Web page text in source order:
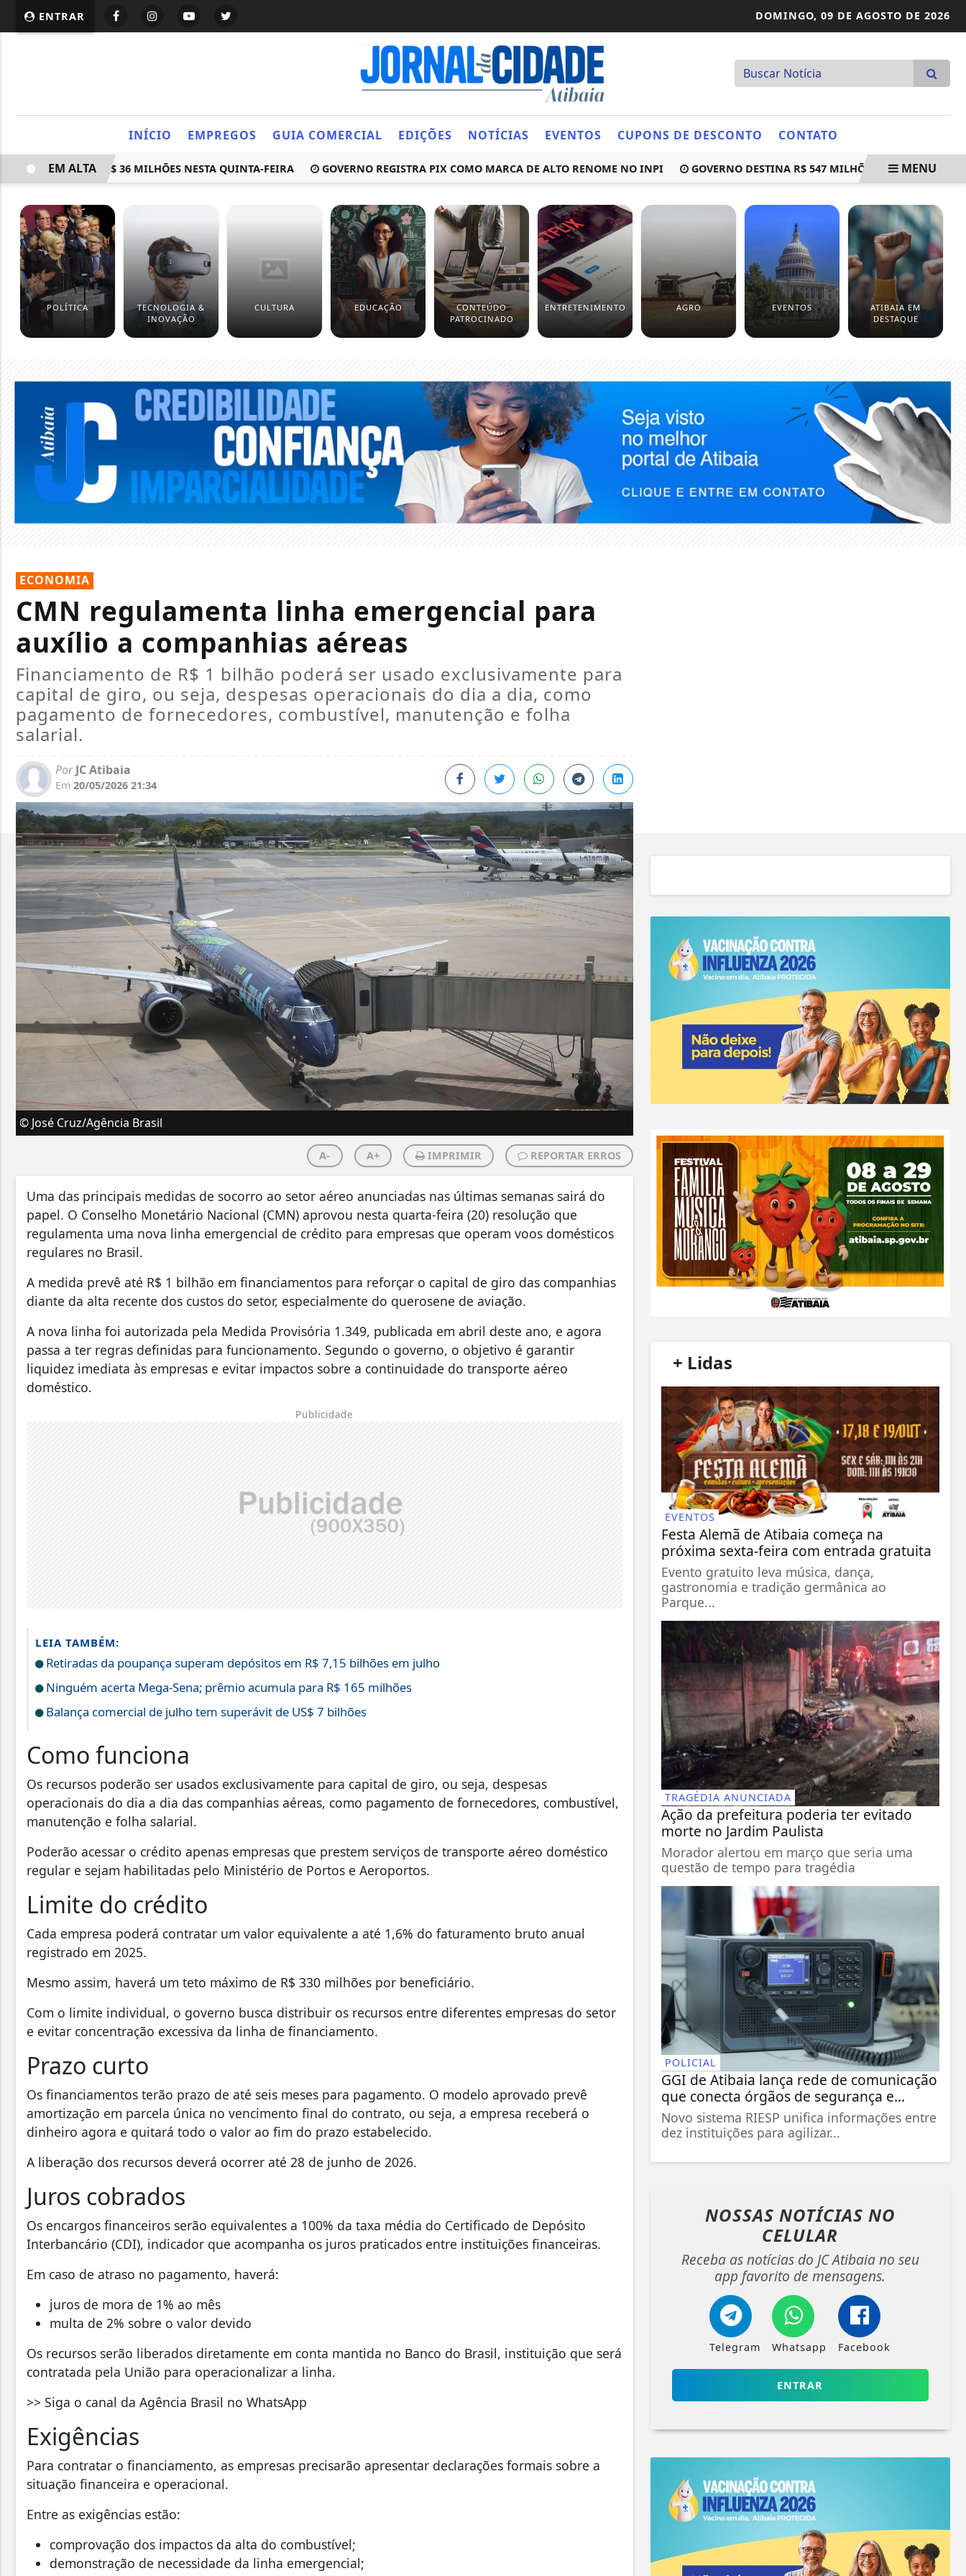
ENTRAR DOMINGO, 09 DE AGOSTO DE 2026
INÍCIO EMPREGOS GUIA COMERCIAL EDIÇÕES NOTÍCIAS EVENTOS CUPONS DE DESCONTO CONTATO
PRÊMIO DE R$ 36 MILHÕES NESTA QUINTA-FEIRA GOVERNO REGISTRA PIX COMO MARCA DE ALTO RENOME NO INPI GOVERNO DESTINA R$ 547 MILHÕES PARA RESSARCIR
EM ALTA MENU
POLÍTICA
TECNOLOGIA &
INOVAÇÃO
CULTURA EDUCAÇÃO
CONTEÚDO
PATROCINADO
ENTRETENIMENTO AGRO EVENTOS
ATIBAIA EM
DESTAQUE
ECONOMIA
CMN regulamenta linha emergencial para
auxílio a companhias aéreas
Financiamento de R$ 1 bilhão poderá ser usado exclusivamente para
capital de giro, ou seja, despesas operacionais do dia a dia, como
pagamento de fornecedores, combustível, manutenção e folha
salarial.
PorJC Atibaia
Em 20/05/2026 21:34
© José Cruz/Agência Brasil
A- A+ IMPRIMIR REPORTAR ERROS
Uma das principais medidas de socorro ao setor aéreo anunciadas nas últimas semanas sairá do
papel. O Conselho Monetário Nacional (CMN) aprovou nesta quarta-feira (20) resolução que
regulamenta uma nova linha emergencial de crédito para empresas que operam voos domésticos
regulares no Brasil.
A medida prevê até R$ 1 bilhão em financiamentos para reforçar o capital de giro das companhias
diante da alta recente dos custos do setor, especialmente do querosene de aviação.
A nova linha foi autorizada pela Medida Provisória 1.349, publicada em abril deste ano, e agora
passa a ter regras definidas para funcionamento. Segundo o governo, o objetivo é garantir
liquidez imediata às empresas e evitar impactos sobre a continuidade do transporte aéreo
doméstico.
Publicidade
LEIA TAMBÉM:
Retiradas da poupança superam depósitos em R$ 7,15 bilhões em julho
Ninguém acerta Mega-Sena; prêmio acumula para R$ 165 milhões
Balança comercial de julho tem superávit de US$ 7 bilhões
Como funciona
Os recursos poderão ser usados exclusivamente para capital de giro, ou seja, despesas
operacionais do dia a dia das companhias aéreas, como pagamento de fornecedores, combustível,
manutenção e folha salarial.
Poderão acessar o crédito apenas empresas que prestem serviços de transporte aéreo doméstico
regular e sejam habilitadas pelo Ministério de Portos e Aeroportos.
Limite do crédito
Cada empresa poderá contratar um valor equivalente a até 1,6% do faturamento bruto anual
registrado em 2025.
Mesmo assim, haverá um teto máximo de R$ 330 milhões por beneficiário.
Com o limite individual, o governo busca distribuir os recursos entre diferentes empresas do setor
e evitar concentração excessiva da linha de financiamento.
Prazo curto
Os financiamentos terão prazo de até seis meses para pagamento. O modelo aprovado prevê
amortização em parcela única no vencimento final do contrato, ou seja, a empresa receberá o
dinheiro agora e quitará todo o valor ao fim do prazo estabelecido.
A liberação dos recursos deverá ocorrer até 28 de junho de 2026.
Juros cobrados
Os encargos financeiros serão equivalentes a 100% da taxa média do Certificado de Depósito
Interbancário (CDI), indicador que acompanha os juros praticados entre instituições financeiras.
Em caso de atraso no pagamento, haverá:
juros de mora de 1% ao mês
multa de 2% sobre o valor devido
Os recursos serão liberados diretamente em conta mantida no Banco do Brasil, instituição que será
contratada pela União para operacionalizar a linha.
>> Siga o canal da Agência Brasil no WhatsApp
Exigências
Para contratar o financiamento, as empresas precisarão apresentar declarações formais sobre a
situação financeira e operacional.
Entre as exigências estão:
comprovação dos impactos da alta do combustível;
demonstração de necessidade da linha emergencial;
+ Lidas
EVENTOS
Festa Alemã de Atibaia começa na
próxima sexta-feira com entrada gratuita
Evento gratuito leva música, dança,
gastronomia e tradição germânica ao
Parque...
TRAGÉDIA ANUNCIADA
Ação da prefeitura poderia ter evitado
morte no Jardim Paulista
Morador alertou em março que seria uma
questão de tempo para tragédia
POLICIAL
GGI de Atibaia lança rede de comunicação
que conecta órgãos de segurança e...
Novo sistema RIESP unifica informações entre
dez instituições para agilizar...
NOSSAS NOTÍCIAS NO
CELULAR
Receba as notícias do JC Atibaia no seu
app favorito de mensagens.
Telegram Whatsapp Facebook
ENTRAR